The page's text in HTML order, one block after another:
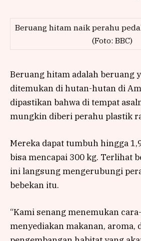
Beruang hitam naik perahu
(Foto: BBC)
Beruang hitam adalah beruang
ditemukan di hutan-hutan di
dipastikan bahwa di tempat
mungkin diberi perahu plastik
Mereka dapat tumbuh hingga
bisa mencapai 300 kg. Terlihat
ini langsung mengerubungi
bebekan itu.
“Kami senang menemukan
menyediakan makanan, aroma,